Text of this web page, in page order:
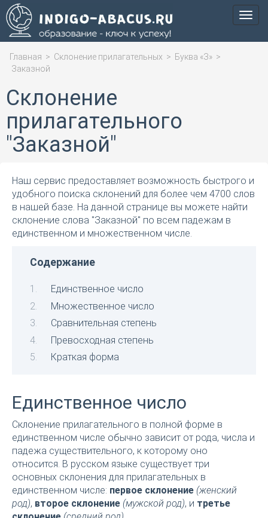
Меню
Главная > Склонение прилагательных > Буква «З» >
Заказной
Склонение
прилагательного
"Заказной"
Наш сервис предоставляет возможность быстрого и
удобного поиска склонений для более чем 4700 слов
в нашей базе. На данной странице вы можете найти
склонение слова "Заказной" по всем падежам в
единственном и множественном числе.
Содержание
Единственное число
Множественное число
Сравнительная степень
Превосходная степень
Краткая форма
Единственное число
Склонение прилагательного в полной форме в
единственном числе обычно зависит от рода, числа и
падежа существительного, к которому оно
относится. В русском языке существует три
основных склонения для прилагательных в
единственном числе: первое склонение (женский
род), второе склонение (мужской род), и третье